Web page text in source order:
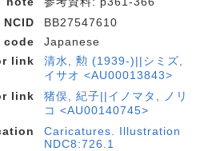
NCID
BB27547610
code
Japanese
link
清水, 勲 (1939-)||シミズ,
イサオ <AU00013843>
link
猪俣, 紀子||イノマタ, ノリ
コ <AU00140745>
Caricatures. Illustration
NDC8:726.1